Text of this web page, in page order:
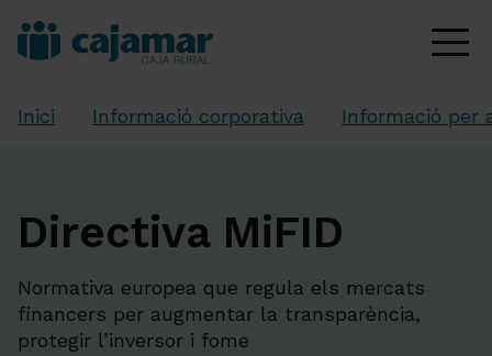
Inici Informació corporativa Informació per
Directiva MiFID
Normativa europea que regula els mercats
financers per augmentar la transparència,
protegir l’inversor i fome